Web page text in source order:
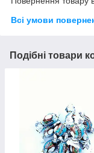
Всі умови
Подібні товари